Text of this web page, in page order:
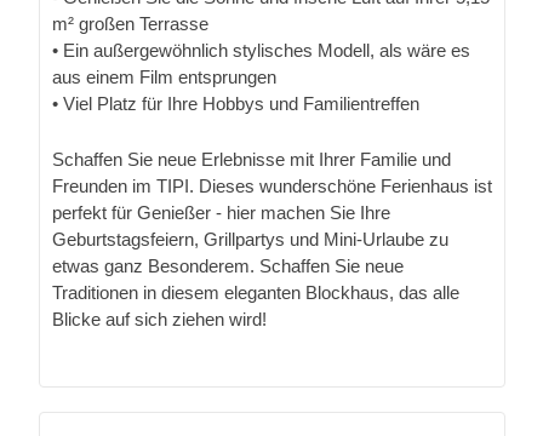
m² großen Terrasse
• Ein außergewöhnlich stylisches Modell, als wäre es
aus einem Film entsprungen
• Viel Platz für Ihre Hobbys und Familientreffen
Schaffen Sie neue Erlebnisse mit Ihrer Familie und
Freunden im TIPI. Dieses wunderschöne Ferienhaus ist
perfekt für Genießer - hier machen Sie Ihre
Geburtstagsfeiern, Grillpartys und Mini-Urlaube zu
etwas ganz Besonderem. Schaffen Sie neue
Traditionen in diesem eleganten Blockhaus, das alle
Blicke auf sich ziehen wird!